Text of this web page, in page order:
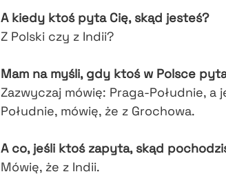
A kiedy ktoś pyta Cię, skąd jesteś?
Z Polski czy z Indii?
Mam na myśli, gdy ktoś w Polsce
Zazwyczaj mówię: Praga-Południe,
Południe, mówię, że z Grochowa.
A co, jeśli ktoś zapyta, skąd
Mówię, że z Indii.